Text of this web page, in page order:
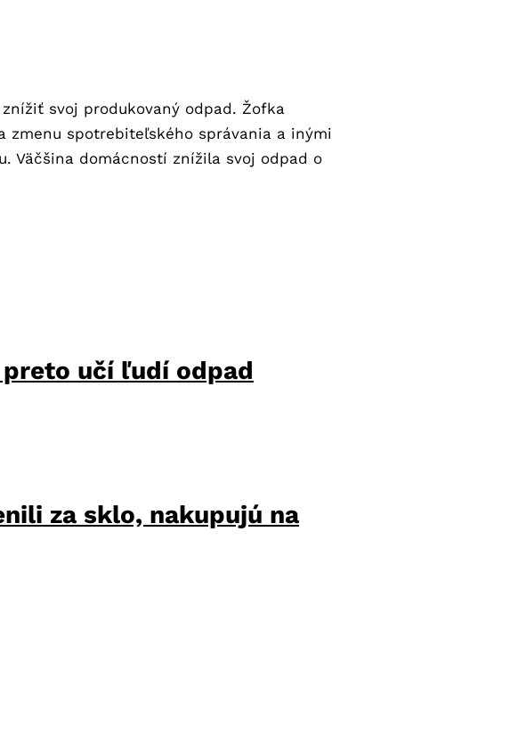
svoj produkovaný odpad. Žofka
zmenu spotrebiteľského správania a inými
Väčšina domácností znížila svoj odpad o
učí ľudí odpad
za sklo, nakupujú na